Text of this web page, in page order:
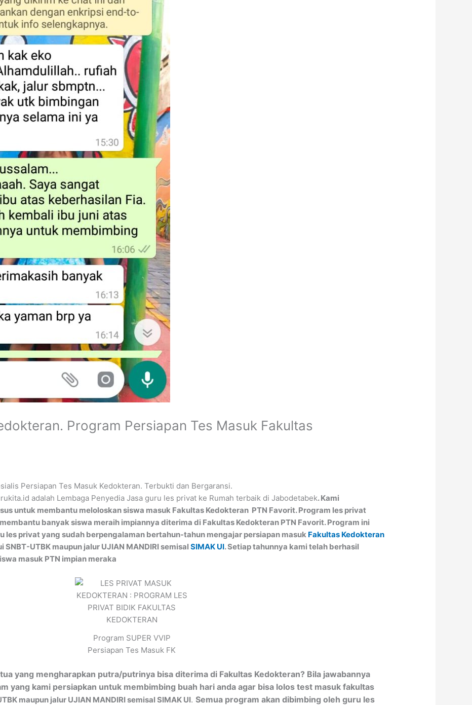
Program Persiapan Tes Masuk Fakultas
Persiapan Tes Masuk Kedokteran. Terbukti dan Bergaransi.
adalah Lembaga Penyedia Jasa guru les privat ke Rumah terbaik di Jabodetabek. Kami
untuk membantu meloloskan siswa masuk Fakultas Kedokteran PTN Favorit. Program les privat
banyak siswa meraih impiannya diterima di Fakultas Kedokteran PTN Favorit. Program ini
les privat yang sudah berpengalaman bertahun-tahun mengajar persiapan masuk Fakultas Kedokteran
SNBT-UTBK maupun jalur UJIAN MANDIRI semisalSIMAK UI. Setiap tahunnya kami telah berhasil
masuk PTN impian meraka
Program SUPER VVIP
Persiapan Tes Masuk FK
yang mengharapkan putra/putrinya bisa diterima di Fakultas Kedokteran? Bila jawabannya
yang kami persiapkan untuk membimbing buah hari anda agar bisa lolos test masuk fakultas
maupun jalur UJIAN MANDIRI semisal SIMAK UI.Semua program akan dibimbing oleh guru les